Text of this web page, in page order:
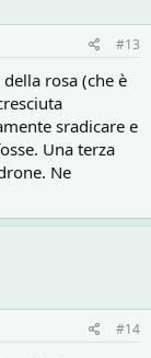
#13
rosa (che è
sradicare e
Una terza
Ne
#14